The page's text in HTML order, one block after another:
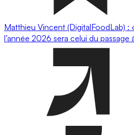
Matthieu Vincent (DigitalFoodLab) :
l’année 2026 sera celui du passage